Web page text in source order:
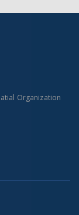
Organization